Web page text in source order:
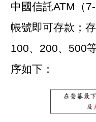
中國信託ATM（
帳號即可存款；
100、200、500
序如下：